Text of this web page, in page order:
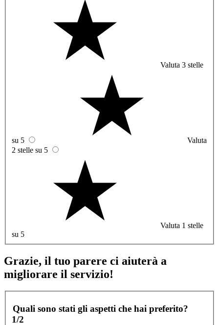
Valuta 3 stelle
su 5
Valuta
2 stelle su 5
Valuta 1 stelle
su 5
Grazie, il tuo parere ci aiuterà a
migliorare il servizio!
Quali sono stati gli aspetti che hai preferito?
1/2